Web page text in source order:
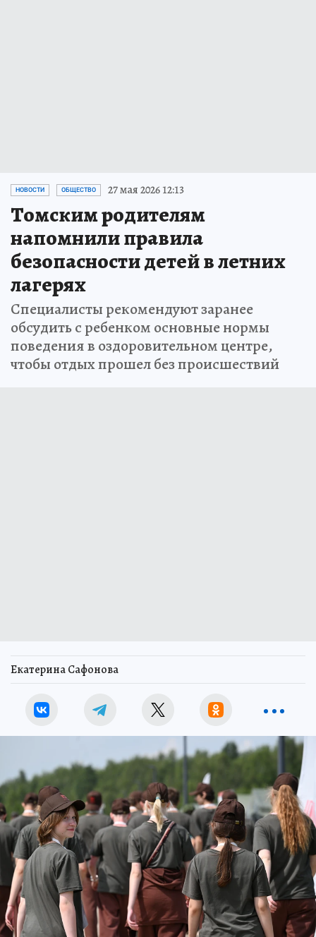
НОВОСТИ ОБЩЕСТВО 27 мая 2026 12:13
Томским родителям
напомнили правила
безопасности детей в летних
лагерях
Специалисты рекомендуют заранее
обсудить с ребенком основные нормы
поведения в оздоровительном центре,
чтобы отдых прошел без происшествий
Екатерина Сафонова